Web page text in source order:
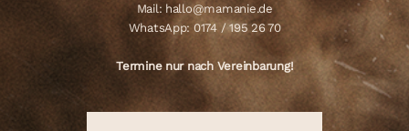
Mail: hallo@mamanie.de
WhatsApp: 0174 / 195 26 70
Termine nur nach Vereinbarung!